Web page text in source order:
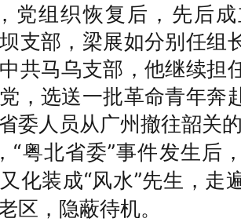
党组织恢复后，先后
支部，梁展如分别任组
共马乌支部，他继续担
，选送一批革命青年奔
委人员从广州撤往韶关
， “粤北省委”事件发生后
化装成“风水”先生，走
区，隐蔽待机。